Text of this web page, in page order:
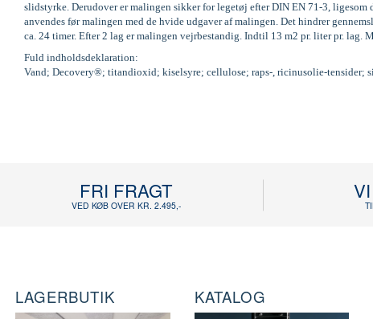
slidstyrke. Derudover er malingen sikker for legetøj efter DIN EN 71-3,
anvendes før malingen med de hvide udgaver af malingen. Det hindrer
ca. 24 timer. Efter 2 lag er malingen vejrbestandig. Indtil 13 m2 pr. liter pr. lag.
Fuld indholdsdeklaration:
Vand; Decovery®; titandioxid; kiselsyre; cellulose; raps-, ricinusolie-
FRI FRAGT
VED KØB OVER KR. 2.495,-
LAGERBUTIK KATALOG